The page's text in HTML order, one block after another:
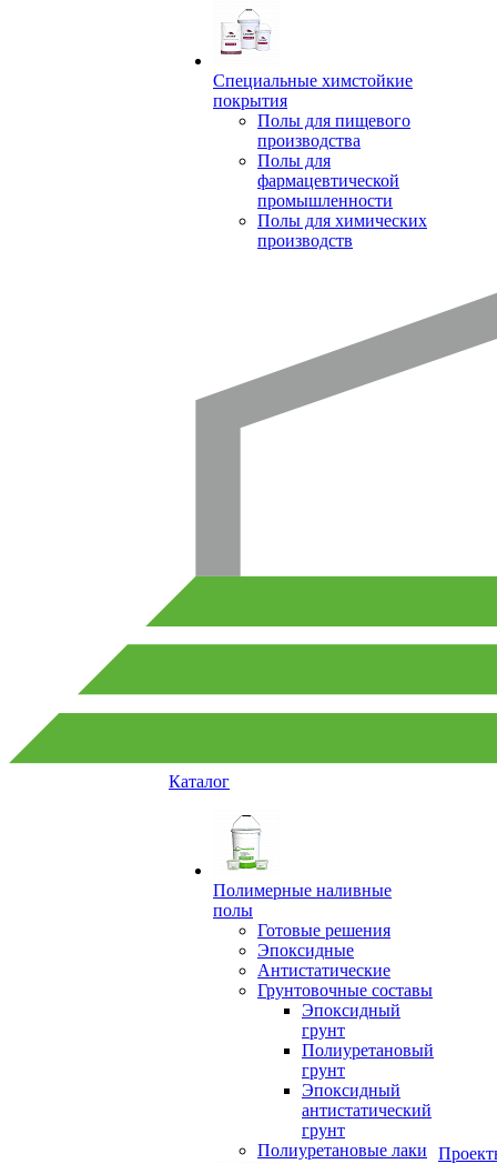
Специальные химстойкие
покрытия
Полы для пищевого
производства
Полы для
фармацевтической
промышленности
Полы для химических
производств
Каталог
Полимерные наливные
полы
Готовые решения
Эпоксидные
Антистатические
Грунтовочные составы
Эпоксидный
грунт
Полиуретановый
грунт
Эпоксидный
антистатический
грунт
Полиуретановые лаки